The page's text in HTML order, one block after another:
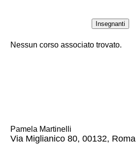
Insegnanti
Nessun corso associato trovato.
Pamela Martinelli
Via Miglianico 80, 00132, Roma